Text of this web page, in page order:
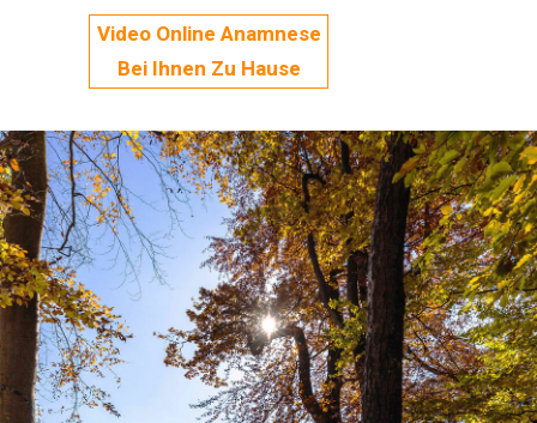
Video Online Anamnese
Bei Ihnen Zu Hause